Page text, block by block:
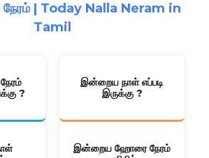
| Today Nalla Neram in
Tamil
?
இன்றைய நாள் எப்படி
இருக்கு ?
இன்றைய ஹோரை நேரம்